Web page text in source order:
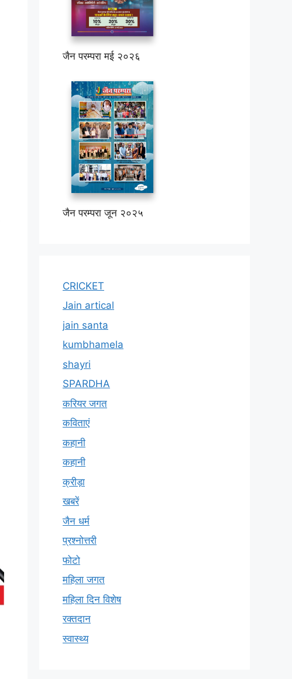
जैन परम्परा मई २०२६
जैन परम्परा जून २०२५
CRICKET
Jain artical
jain santa
kumbhamela
shayri
SPARDHA
करियर जगत
कविताएं
कहानी
कहानी
क्रीड़ा
खबरें
जैन धर्म
प्रश्नोत्तरी
फोटो
महिला जगत
महिला दिन विशेष
रक्तदान
स्वास्थ्य